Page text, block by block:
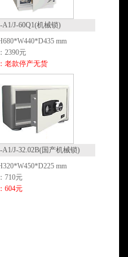
A1/J-60Q1(机械锁)
mm
2390元
老款停产无货
J-32.02B(国产机械锁)
mm
710元
604元